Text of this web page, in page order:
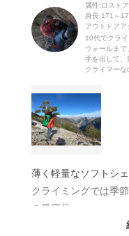
属性:ロスト
身長:171～
アウトドアア
10代でクラ
ウォールま
手を出して、
クライマーな
薄く軽量なソフトシ
クライミングでは季
の愛用品。
もともとは名前のと